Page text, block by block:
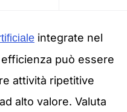
integrate nel
può essere
attività ripetitive
alto valore. Valuta